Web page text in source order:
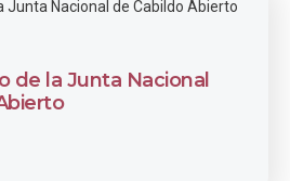
de la Junta Nacional